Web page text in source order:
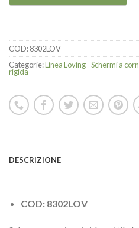
COD:8302LOV
Categorie:Linea Loving - Schermi a
rigida
DESCRIZIONE
COD: 8302LOV